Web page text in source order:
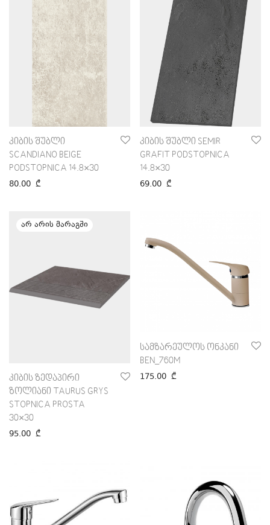
კიბის შუბლი
SCANDIANO BEIGE
PODSTOPNICA 14.8×30
80.00 ₾
კიბის შუბლი SEMIR
GRAFIT PODSTOPNICA
14.8×30
69.00 ₾
კიბის ზედაპირი
ზოლიანი TAURUS GRYS
STOPNICA PROSTA
30×30
95.00 ₾
სამზარეულოს ონკანი
BEN_760M
175.00 ₾